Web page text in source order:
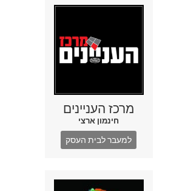
מרכז העניינים
חינמון ארצי
למעבר לבית העסק